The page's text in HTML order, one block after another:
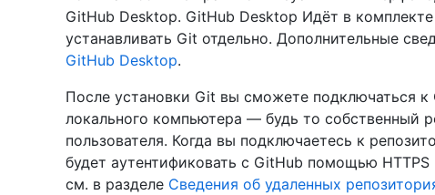
GitHub Desktop. GitHub Desktop Идёт в
устанавливать Git отдельно. Дополнительные
GitHub Desktop.
После установки Git вы сможете подключаться
локального компьютера — будь то собственный
пользователя. Когда вы подключаетесь к
будет аутентификовать с GitHub помощью
см. в разделе Сведения об удаленных